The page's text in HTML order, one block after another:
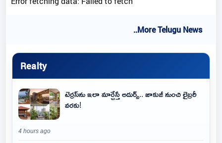
..More Telugu News
Realty
టెర్రస్‌ను ఇలా మార్చేస్తే అదుర్స్.. జాకుజీ నుంచి లైబ్రరీ
వరకు!
4 hours ago